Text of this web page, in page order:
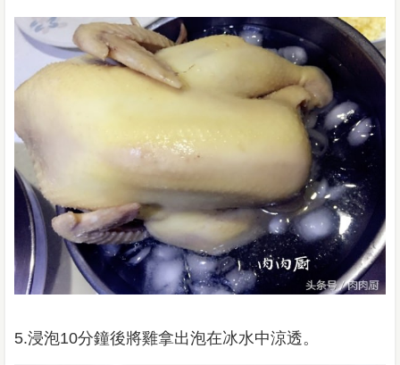
5.浸泡10分鐘後將雞拿出泡在冰水中涼透。